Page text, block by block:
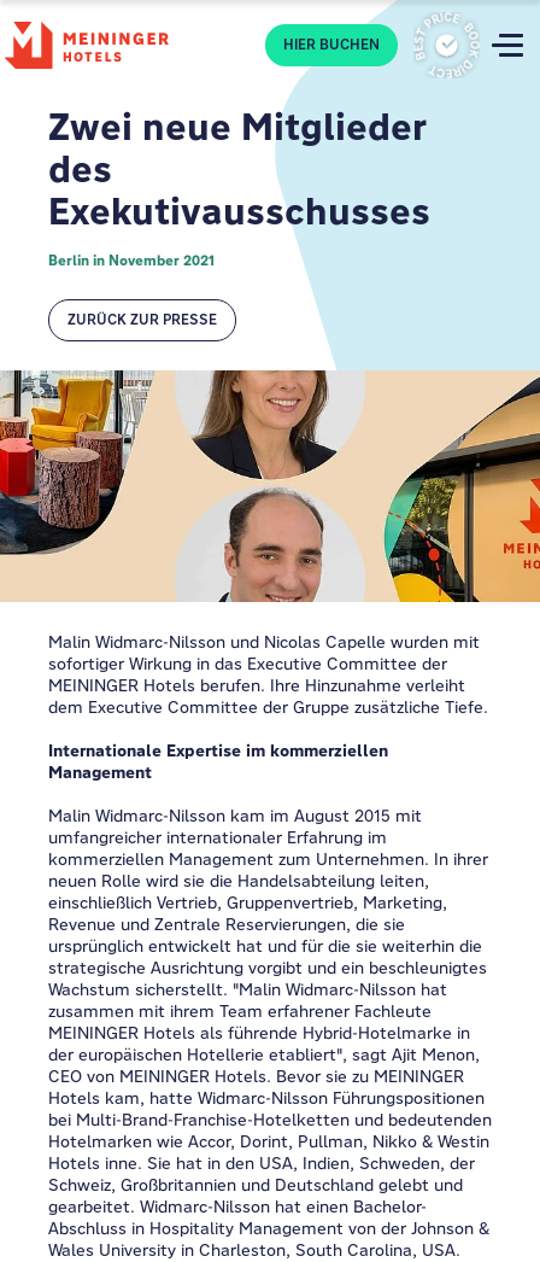
P HIER BUCHEN
Zwei neue Mitglieder
des
Exekutivausschusses
Berlin in November 2021
ZURÜCK ZUR PRESSE
Malin Widmarc-Nilsson und Nicolas Capelle wurden mit
sofortiger Wirkung in das Executive Committee der
MEININGER Hotels berufen. Ihre Hinzunahme verleiht
dem Executive Committee der Gruppe zusätzliche Tiefe.
Internationale Expertise im kommerziellen
Management
Malin Widmarc-Nilsson kam im August 2015 mit
umfangreicher internationaler Erfahrung im
kommerziellen Management zum Unternehmen. In ihrer
neuen Rolle wird sie die Handelsabteilung leiten,
einschließlich Vertrieb, Gruppenvertrieb, Marketing,
Revenue und Zentrale Reservierungen, die sie
ursprünglich entwickelt hat und für die sie weiterhin die
strategische Ausrichtung vorgibt und ein beschleunigtes
Wachstum sicherstellt. "Malin Widmarc-Nilsson hat
zusammen mit ihrem Team erfahrener Fachleute
MEININGER Hotels als führende Hybrid-Hotelmarke in
der europäischen Hotellerie etabliert", sagt Ajit Menon,
CEO von MEININGER Hotels. Bevor sie zu MEININGER
Hotels kam, hatte Widmarc-Nilsson Führungspositionen
bei Multi-Brand-Franchise-Hotelketten und bedeutenden
Hotelmarken wie Accor, Dorint, Pullman, Nikko & Westin
Hotels inne. Sie hat in den USA, Indien, Schweden, der
Schweiz, Großbritannien und Deutschland gelebt und
gearbeitet. Widmarc-Nilsson hat einen Bachelor-
Abschluss in Hospitality Management von der Johnson &
Wales University in Charleston, South Carolina, USA.